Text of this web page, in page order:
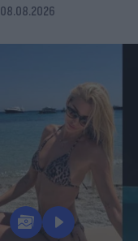
08.08.2026